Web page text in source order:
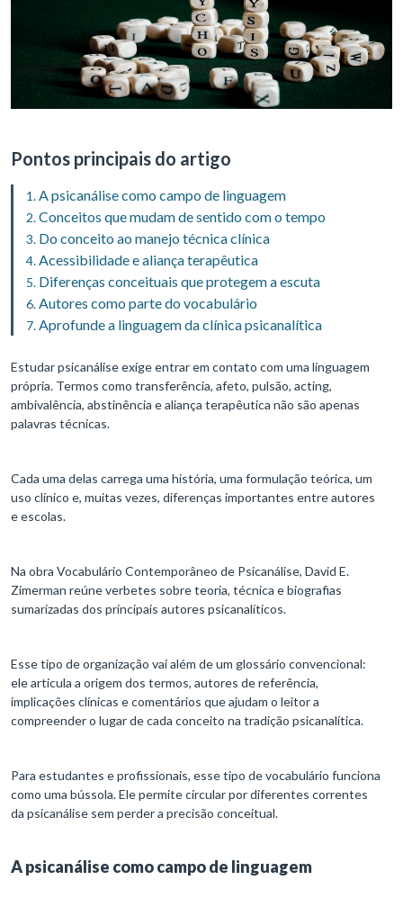
Pontos principais do artigo
A psicanálise como campo de linguagem
Conceitos que mudam de sentido com o tempo
Do conceito ao manejo técnica clínica
Acessibilidade e aliança terapêutica
Diferenças conceituais que protegem a escuta
Autores como parte do vocabulário
Aprofunde a linguagem da clínica psicanalítica
Estudar psicanálise exige entrar em contato com uma linguagem
própria. Termos como transferência, afeto, pulsão, acting,
ambivalência, abstinência e aliança terapêutica não são apenas
palavras técnicas.
Cada uma delas carrega uma história, uma formulação teórica, um
uso clínico e, muitas vezes, diferenças importantes entre autores
e escolas.
Na obra Vocabulário Contemporâneo de Psicanálise, David E.
Zimerman reúne verbetes sobre teoria, técnica e biografias
sumarizadas dos principais autores psicanalíticos.
Esse tipo de organização vai além de um glossário convencional:
ele articula a origem dos termos, autores de referência,
implicações clínicas e comentários que ajudam o leitor a
compreender o lugar de cada conceito na tradição psicanalítica.
Para estudantes e profissionais, esse tipo de vocabulário funciona
como uma bússola. Ele permite circular por diferentes correntes
da psicanálise sem perder a precisão conceitual.
A psicanálise como campo de linguagem